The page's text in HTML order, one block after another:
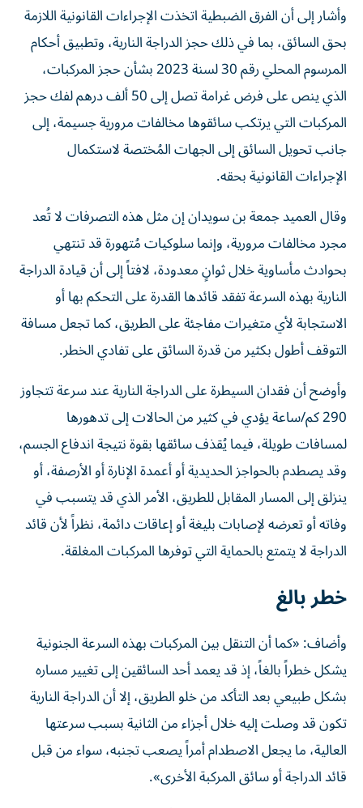
وأشار إلى أن الفرق الضبطية اتخذت الإجراءات القانونية اللازمة
بحق السائق، بما في ذلك حجز الدراجة النارية، وتطبيق أحكام
المرسوم المحلي رقم 30 لسنة 2023 بشأن حجز المركبات،
الذي ينص على فرض غرامة تصل إلى 50 ألف درهم لفك حجز
المركبات التي يرتكب سائقوها مخالفات مرورية جسيمة، إلى
جانب تحويل السائق إلى الجهات المُختصة لاستكمال
الإجراءات القانونية بحقه.
وقال العميد جمعة بن سويدان إن مثل هذه التصرفات لا تُعد
مجرد مخالفات مرورية، وإنما سلوكيات مُتهورة قد تنتهي
بحوادث مأساوية خلال ثوانٍ معدودة، لافتاً إلى أن قيادة الدراجة
النارية بهذه السرعة تفقد قائدها القدرة على التحكم بها أو
الاستجابة لأي متغيرات مفاجئة على الطريق، كما تجعل مسافة
التوقف أطول بكثير من قدرة السائق على تفادي الخطر.
وأوضح أن فقدان السيطرة على الدراجة النارية عند سرعة تتجاوز
290 كم/ساعة يؤدي في كثير من الحالات إلى تدهورها
لمسافات طويلة، فيما يُقذف سائقها بقوة نتيجة اندفاع الجسم،
وقد يصطدم بالحواجز الحديدية أو أعمدة الإنارة أو الأرصفة، أو
ينزلق إلى المسار المقابل للطريق، الأمر الذي قد يتسبب في
وفاته أو تعرضه لإصابات بليغة أو إعاقات دائمة، نظراً لأن قائد
الدراجة لا يتمتع بالحماية التي توفرها المركبات المغلقة.
خطر بالغ
وأضاف: «كما أن التنقل بين المركبات بهذه السرعة الجنونية
يشكل خطراً بالغاً، إذ قد يعمد أحد السائقين إلى تغيير مساره
بشكل طبيعي بعد التأكد من خلو الطريق، إلا أن الدراجة النارية
تكون قد وصلت إليه خلال أجزاء من الثانية بسبب سرعتها
العالية، ما يجعل الاصطدام أمراً يصعب تجنبه، سواء من قبل
قائد الدراجة أو سائق المركبة الأخرى».